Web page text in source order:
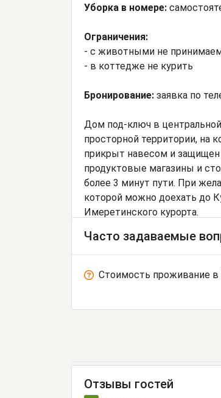
Уборка в номере:
Ограничения:
- с животными не
- в коттедже не курить
Бронирование: заявка по
Дом под-ключ в
просторной территории, на
прикрыт навесом и защищен
продуктовые магазины и
более 3 минут пути. При
которой можно доехать до
Имеретинского курорта.
Часто задаваемые
Стоимость проживание
Отзывы гостей